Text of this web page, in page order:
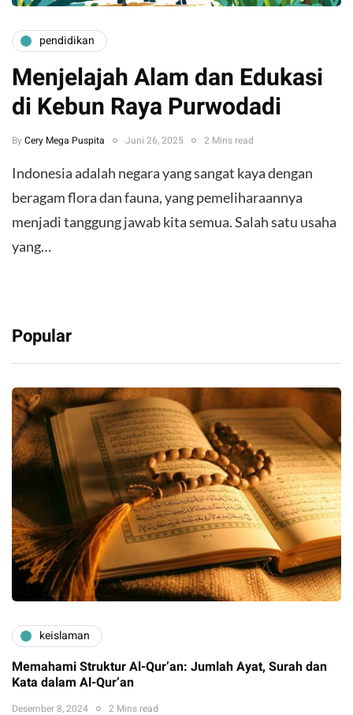
pendidikan
Menjelajah Alam dan Edukasi
di Kebun Raya Purwodadi
By Cery Mega Puspita Juni 26, 2025 2 Mins read
Indonesia adalah negara yang sangat kaya dengan
beragam flora dan fauna, yang pemeliharaannya
menjadi tanggung jawab kita semua. Salah satu usaha
yang…
Popular
keislaman
Memahami Struktur Al-Qur’an: Jumlah Ayat, Surah dan
Kata dalam Al-Qur’an
Desember 8, 2024 2 Mins read